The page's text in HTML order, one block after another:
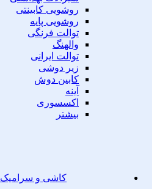
روشویی کابینتی
روشویی پایه
توالت فرنگی
والهنگ
توالت ایرانی
زیر دوشی
کابین دوش
آینه
اکسسوری
بیشتر
کاشی و سرامیک